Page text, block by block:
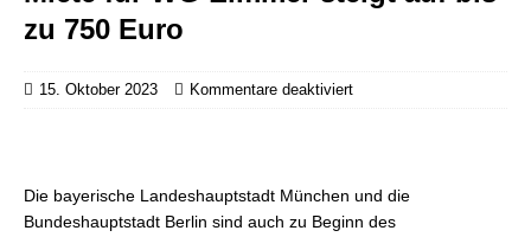
zu 750 Euro
15. Oktober 2023 Kommentare deaktiviert
Die bayerische Landeshauptstadt München und die
Bundeshauptstadt Berlin sind auch zu Beginn des